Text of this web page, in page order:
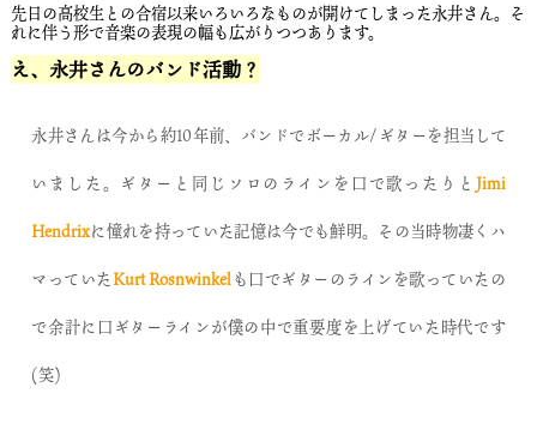
先日の高校生との合宿以来いろいろなものが開けてしまった永井さん。そ
れに伴う形で音楽の表現の幅も広がりつつあります。
え、永井さんのバンド活動？
永井さんは今から約10年前、バンドでボーカル/ギターを担当して
いました。ギターと同じソロのラインを口で歌ったりと Jimi
Hendrixに憧れを持っていた記憶は今でも鮮明。その当時物凄くハ
マっていたKurt Rosnwinkelも口でギターのラインを歌っていたの
で余計に口ギターラインが僕の中で重要度を上げていた時代です
(笑)